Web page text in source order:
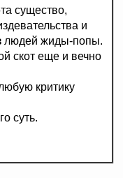
существо,
и
людей жиды-попы.
скот еще и вечно
критику
суть.